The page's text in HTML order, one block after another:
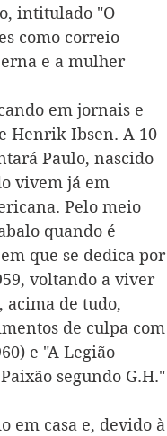
intitulado "O
como correio
e a mulher
em jornais e
Henrik Ibsen. A 10
Paulo, nascido
vivem já em
Pelo meio
quando é
que se dedica por
voltando a viver
acima de tudo,
de culpa com
e "A Legião
segundo G.H."
em casa e, devido à